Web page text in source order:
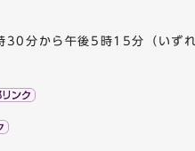
30分から午後5時15分（いず